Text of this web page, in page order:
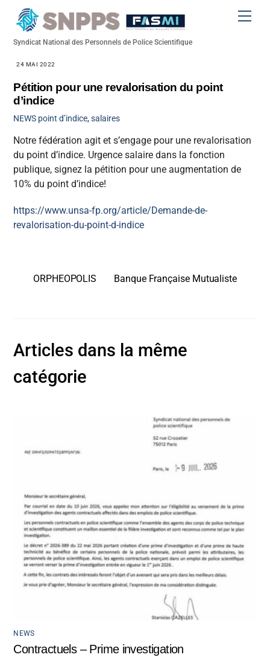
Syndicat National des Personnels de Police Scientifique
24 MAI 2022
Pétition pour une revalorisation du point
d’indice
NEWS point d’indice,salaires
Notre fédération agit et s’engage pour une revalorisation
du point d’indice. Urgence salaire dans la fonction
publique, signez la pétition pour une augmentation de
10% du point d’indice!
https://www.unsa-fp.org/article/Demande-de-
revalorisation-du-point-d-indice
ORPHEOPOLIS Banque Française Mutualiste
Articles dans la même
catégorie
NEWS
Contractuels – Prime investigation